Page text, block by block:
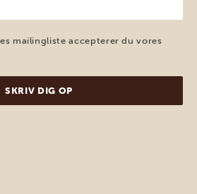
mailingliste accepterer du vores